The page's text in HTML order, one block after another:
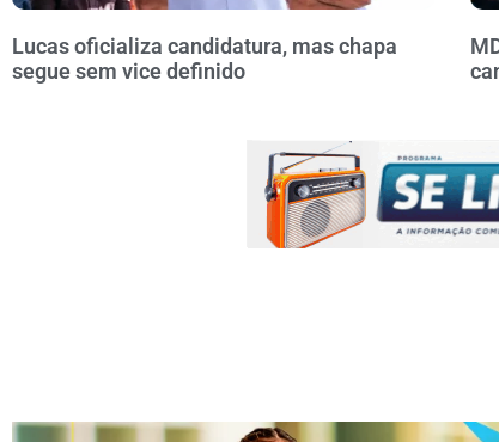
Lucas oficializa candidatura, mas chapa
segue sem vice definido